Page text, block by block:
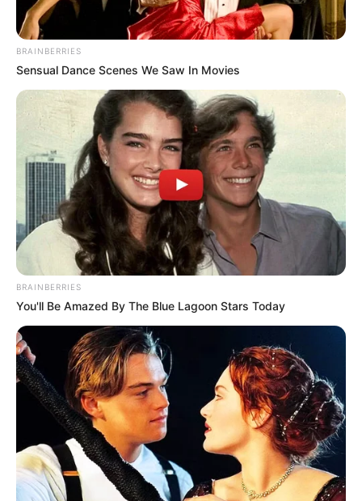
BRAINBERRIES
Sensual Dance Scenes We Saw In Movies
BRAINBERRIES
You'll Be Amazed By The Blue Lagoon Stars Today